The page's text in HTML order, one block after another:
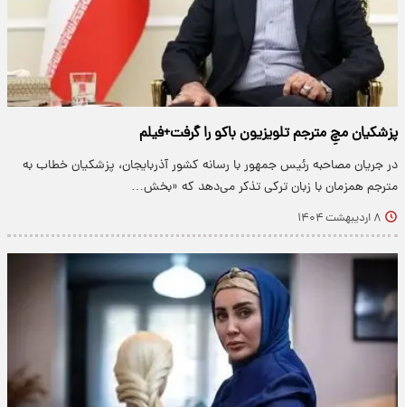
پزشکیان مچِ مترجم تلویزیون باکو را گرفت+فیلم
​در جریان مصاحبه رئیس جمهور با رسانه کشور آذربایجان، پزشکیان خطاب به
مترجم همزمان با زبان ترکی تذکر می‌دهد که «بخش…
۸ اردیبهشت ۱۴۰۴